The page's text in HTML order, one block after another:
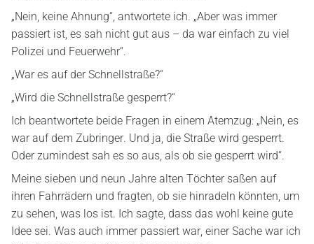
„Nein, keine Ahnung“, antwortete ich. „Aber was immer
passiert ist, es sah nicht gut aus – da war einfach zu viel
Polizei und Feuerwehr“.
„War es auf der Schnellstraße?“
„Wird die Schnellstraße gesperrt?“
Ich beantwortete beide Fragen in einem Atemzug: „Nein, es
war auf dem Zubringer. Und ja, die Straße wird gesperrt.
Oder zumindest sah es so aus, als ob sie gesperrt wird“.
Meine sieben und neun Jahre alten Töchter saßen auf
ihren Fahrrädern und fragten, ob sie hinradeln könnten, um
zu sehen, was los ist. Ich sagte, dass das wohl keine gute
Idee sei. Was auch immer passiert war, einer Sache war ich